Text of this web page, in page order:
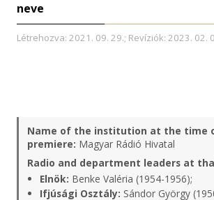
neve
Létrehozva: 2021. 09. 29.; Revíziók: 2023. 02.
Name of the institution at the time
premiere: Magyar Rádió Hivatal
Radio and department leaders at
Elnök: Benke Valéria (1954-1956);
Ifjúsági Osztály: Sándor György